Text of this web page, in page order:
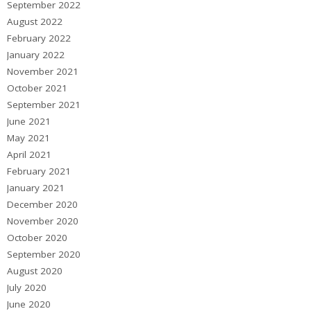
September 2022
August 2022
February 2022
January 2022
November 2021
October 2021
September 2021
June 2021
May 2021
April 2021
February 2021
January 2021
December 2020
November 2020
October 2020
September 2020
August 2020
July 2020
June 2020